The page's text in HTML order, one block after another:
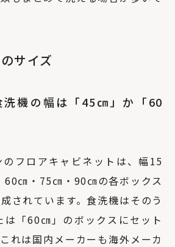
サイズ
機の幅は「45㎝」か「60
フロアキャビネットは、幅15
㎝・75㎝・90㎝の各ボックス
されています。食洗機はそのう
は「60㎝」のボックスにセット
れは国内メーカーも海外メーカ